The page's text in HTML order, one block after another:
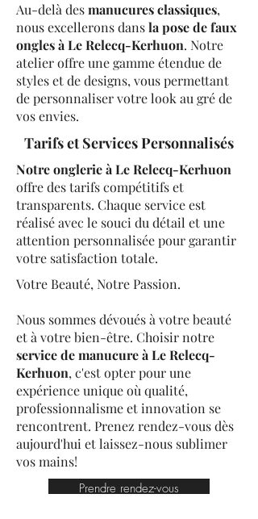
Au-delà desmanucures classiques,
nous excellerons dansla pose de faux
ongles à Le Relecq-Kerhuon. Notre
atelier offre une gamme étendue de
styles et de designs, vous permettant
de personnaliser votre look au gré de
vos envies.
Tarifs et Services Personnalisés
Notre onglerie à Le Relecq-Kerhuon
offre des tarifs compétitifs et
transparents. Chaque service est
réalisé avec le souci du détail et une
attention personnalisée pour garantir
votre satisfaction totale.
Votre Beauté, Notre Passion.
Nous sommes dévoués à votre beauté
et à votre bien-être. Choisir notre
service de manucure à Le Relecq-
Kerhuon, c'est opter pour une
expérience unique où qualité,
professionnalisme et innovation se
rencontrent. Prenez rendez-vous dès
aujourd'hui et laissez-nous sublimer
vos mains!
Prendre rendez-vous